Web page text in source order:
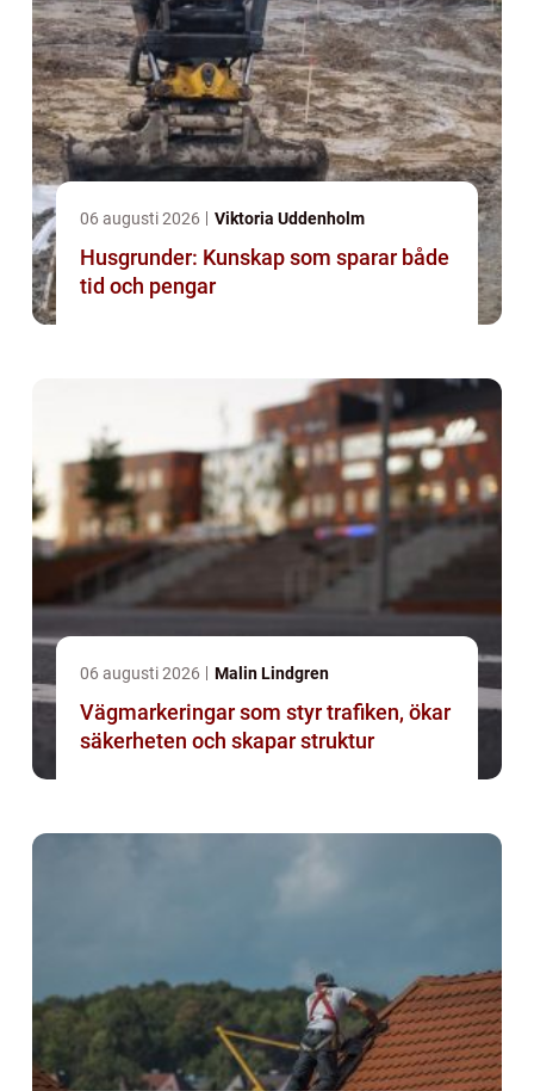
06 augusti 2026 Viktoria Uddenholm
Husgrunder: Kunskap som sparar både
tid och pengar
06 augusti 2026 Malin Lindgren
Vägmarkeringar som styr trafiken, ökar
säkerheten och skapar struktur